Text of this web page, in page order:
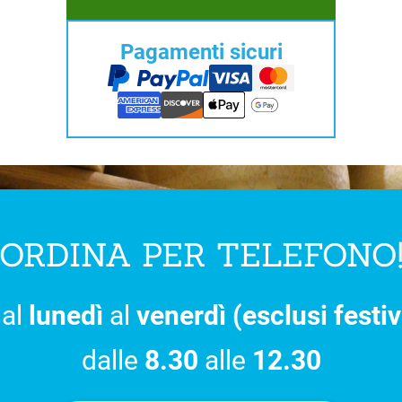
Pagamenti sicuri
PER
lunedì al venerdì (esclusi
dalle 8.30 alle 12.30